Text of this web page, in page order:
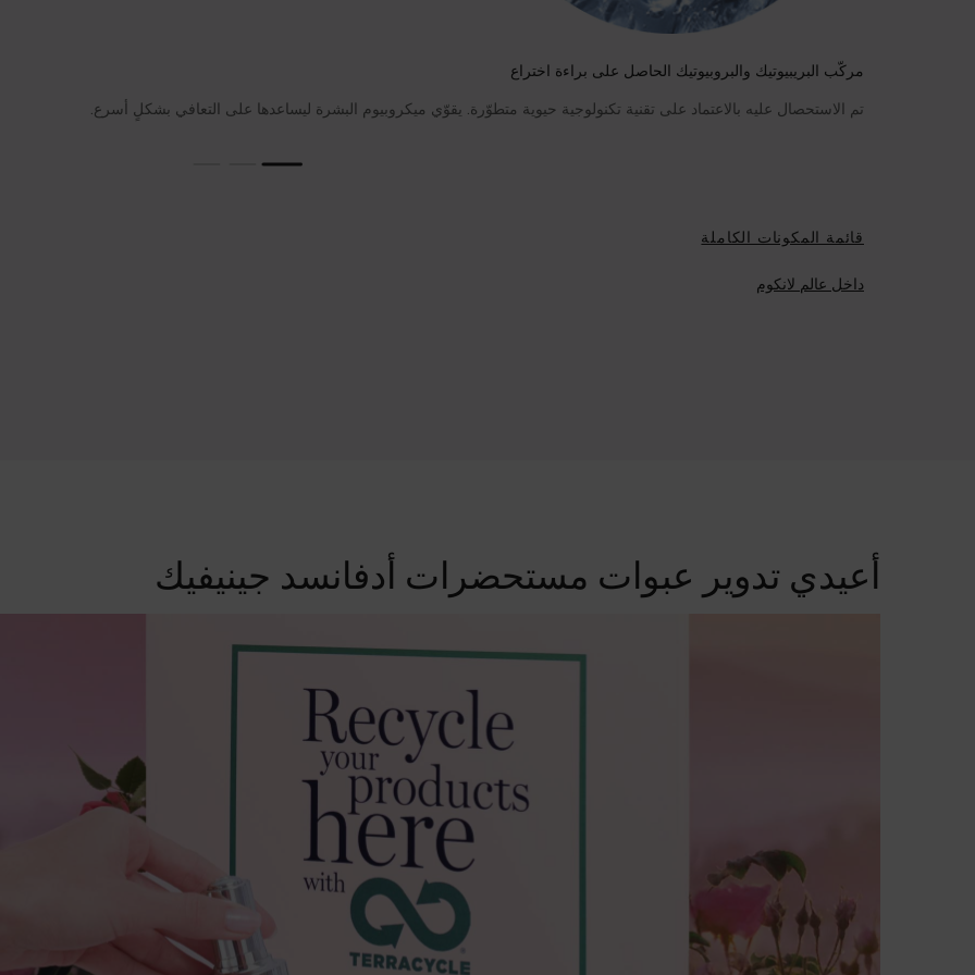
مركّب البريبيوتيك والبروبيوتيك الحاصل على براءة اختراع
تم الاستحصال عليه بالاعتماد على تقنية تكنولوجية حيوية متطوّرة. يقوّي ميكروبيوم البشرة ليساعدها على التعافي بشكلٍ أسرع.
قائمة المكونات الكاملة
داخل عالم لانكوم
أعيدي تدوير عبوات مستحضرات أدفانسد جينيفيك